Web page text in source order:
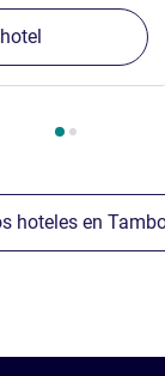
establecimientos
hoteles en